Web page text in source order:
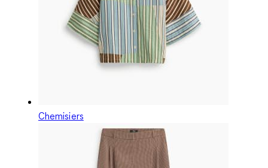
Chemisiers